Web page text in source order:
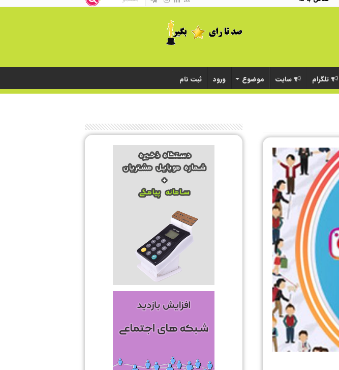
تلگرام سایت موضوع ورود ثبت نام